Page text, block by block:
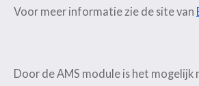
Voor meer informatie zie de site van
Door de AMS module is het mogelijk